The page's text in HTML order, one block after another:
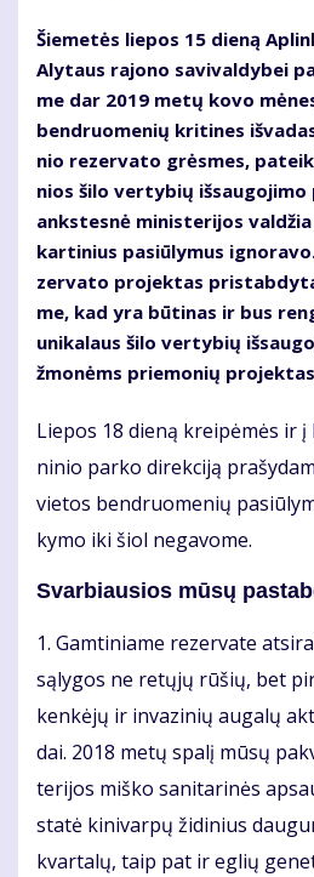
Šie­me­tės lie­pos 15 die­ną
Aly­taus ra­jo­no sa­vi­val­dy­bei
me dar 2019 me­tų ko­vo
ben­druo­me­nių kri­ti­nes
nio re­zer­va­to grės­mes,
nios ši­lo ver­ty­bių iš­sau­go­ji­mo
anks­tes­nė mi­nis­te­ri­jos
kar­ti­nius pa­siū­ly­mus
zer­va­to pro­jek­tas
me, kad yra bū­ti­nas ir bus
uni­ka­laus ši­lo ver­ty­bių
žmo­nėms prie­mo­nių
Lie­pos 18 die­ną krei­pė­mės ir
ni­nio par­ko di­rek­ci­ją
vie­tos ben­druo­me­nių
ky­mo iki šiol ne­ga­vo­me.
Svarbiausios mū­sų
1. Gam­ti­nia­me re­zer­va­te
są­ly­gos ne re­tų­jų rū­šių, bet
ken­kė­jų ir in­va­zi­nių au­ga­lų
dai. 2018 me­tų spa­lį mū­sų
te­ri­jos miš­ko sa­ni­ta­ri­nės
sta­tė ki­ni­var­pų ži­di­nius
kvar­ta­lų, taip pat ir eg­lių